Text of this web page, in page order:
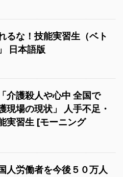
るな！技能実習生（ベト
日本語版
介護殺人や心中 全国で
現場の現状」 人手不足・
実習生 [モーニング
人労働者を今後５０万人